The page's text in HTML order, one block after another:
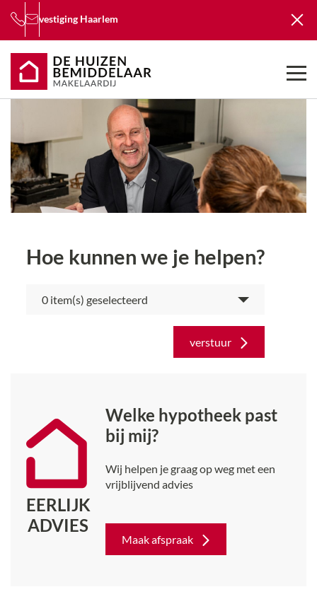
vestiging Haarlem
Hoe kunnen we je helpen?
item(s) geselecteerd
verstuur
EERLIJK
ADVIES
Welke hypotheek past
bij mij?
Wij helpen je graag op weg met een
vrijblijvend advies
Maak afspraak